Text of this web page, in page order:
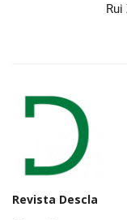
Revista Descla